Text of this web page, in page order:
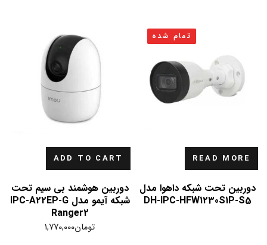
تمام شده
READ MORE
دوربین تحت شبکه داهوا مدل
DH-IPC-HFW1230S1P-S5
ADD TO CART
دوربین هوشمند بی سیم تحت
شبکه آیمو مدل IPC-A22EP-G
Ranger2
تومان1,770,000